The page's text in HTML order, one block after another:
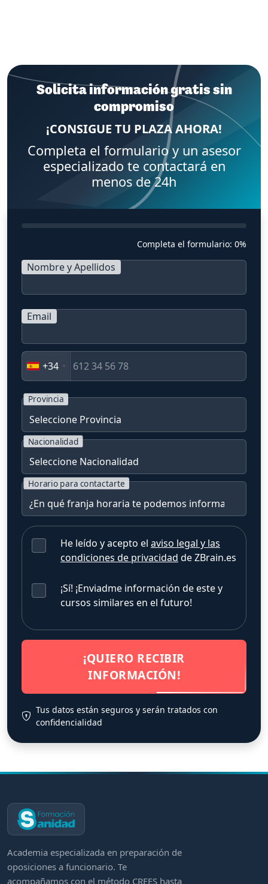
Solicita información gratis sin
compromiso
¡CONSIGUE TU PLAZA AHORA!
Completa el formulario y un asesor
especializado te contactará en
menos de 24h
Completa el formulario: 0%
Nombre y Apellidos
Email
+34
Provincia
Nacionalidad
Horario para contactarte
He leído y acepto el aviso legal y las
condiciones de privacidad de ZBrain.es
¡Sí! ¡Enviadme información de este y
cursos similares en el futuro!
¡QUIERO RECIBIR
INFORMACIÓN!
Tus datos están seguros y serán tratados con
confidencialidad
Academia especializada en preparación de
oposiciones a funcionario. Te
acompañamos con el método CREES hasta